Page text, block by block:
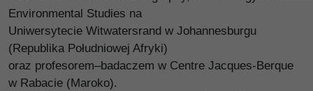
Environmental Studies na
Uniwersytecie Witwatersrand w Johannesburgu
(Republika Południowej Afryki)
oraz profesorem–badaczem w Centre Jacques-Berque
w Rabacie (Maroko).